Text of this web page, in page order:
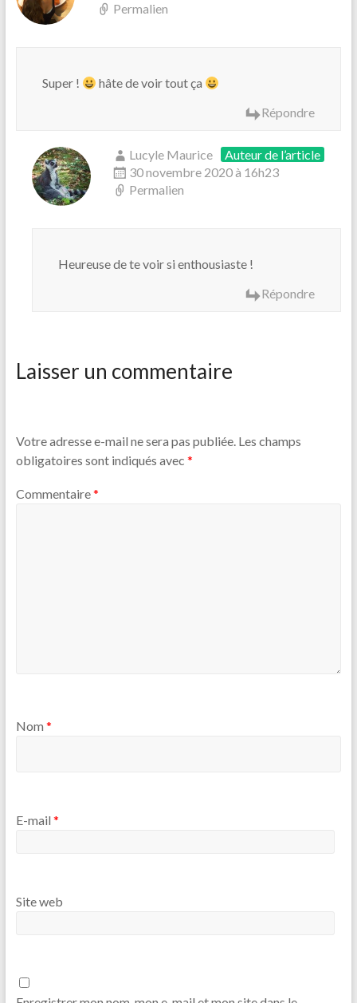
Permalien
Super !
hâte de voir tout ça
Répondre
Lucyle Maurice
Auteur de l’article
30 novembre 2020 à 16h23
Permalien
Heureuse de te voir si enthousiaste !
Répondre
Laisser un commentaire
Votre adresse e-mail ne sera pas publiée. Les champs
obligatoires sont indiqués avec *
Commentaire*
Nom *
E-mail *
Site web